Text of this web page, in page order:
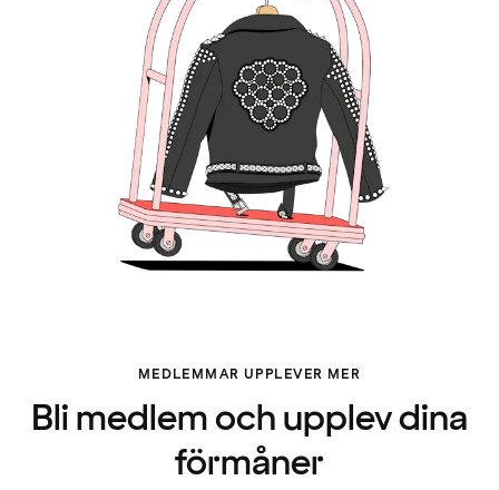
MEDLEMMAR UPPLEVER MER
Bli medlem och upplev dina
förmåner